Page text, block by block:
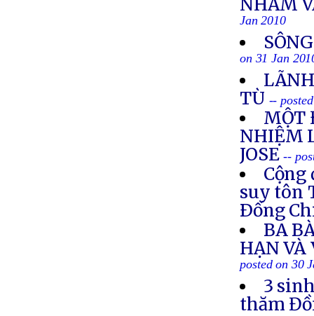
NHẮM
Jan 2010
on 31 Jan
TÙ --
MỘT
NHIỆM
JOSE --
Cộng
suy tôn
Ðồng
BA
HẠN
posted on 30
3
thăm